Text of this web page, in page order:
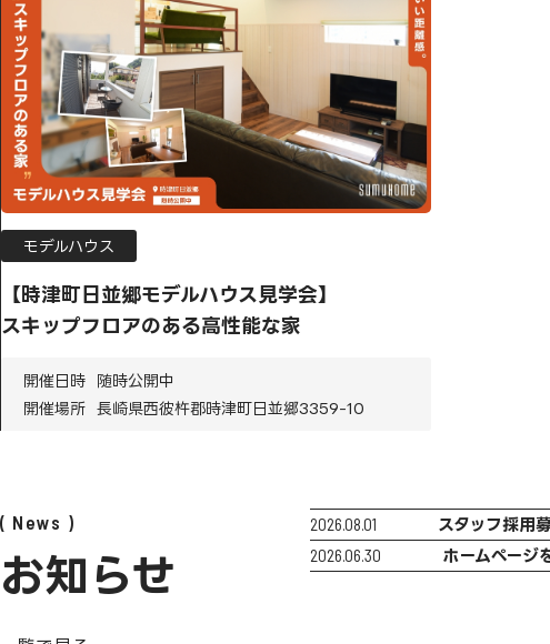
モデルハウス
【時津町日並郷モデルハウス見学会】
スキップフロアのある高性能な家
開催日時
随時公開中
開催場所
長崎県西彼杵郡時津町日並郷3359-10
News
お知らせ
2026.08.01 スタッフ採用
2026.06.30 ホームページ